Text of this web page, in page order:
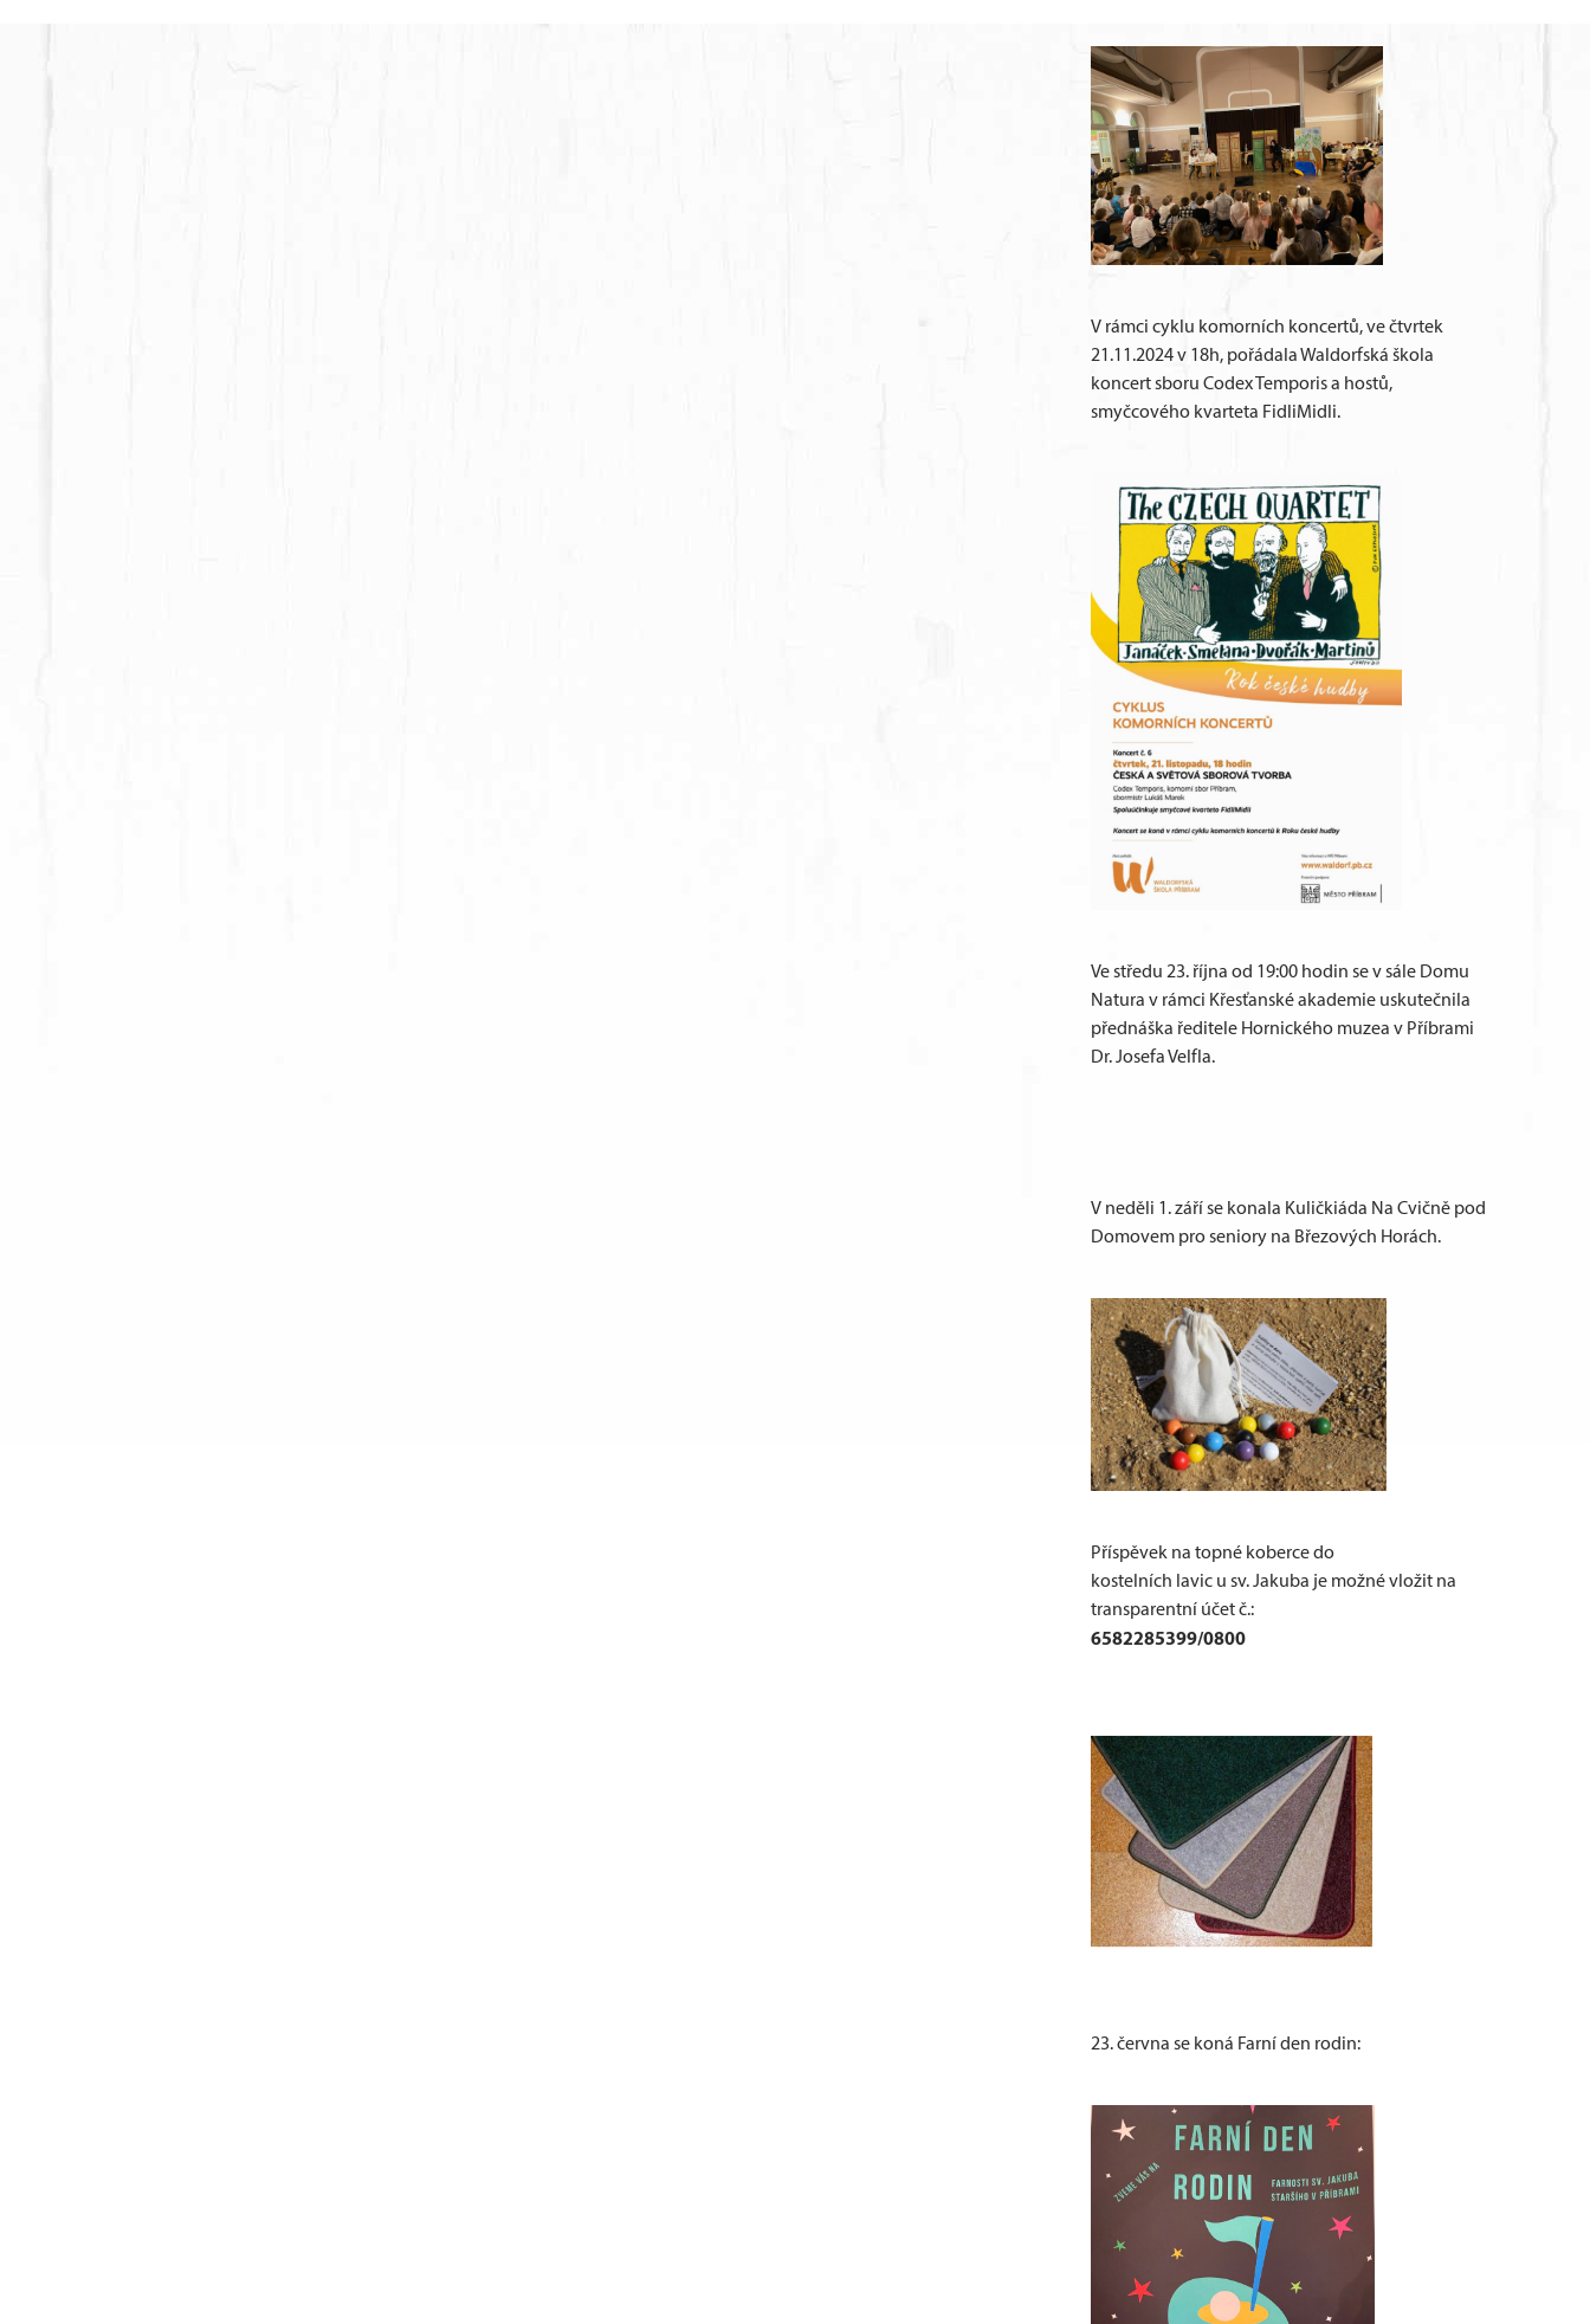
V rámci cyklu komorních koncertů, ve čtvrtek
21.11.2024 v 18h, pořádala Waldorfská škola
koncert sboru Codex Temporis a hostů,
smyčcového kvarteta FidliMidli.
Ve středu 23. října od 19:00 hodin se v sále Domu
Natura v rámci Křesťanské akademie uskutečnila
přednáška ředitele Hornického muzea v Příbrami
Dr. Josefa Velfla.
V neděli 1. září se konala Kuličkiáda Na Cvičně pod
Domovem pro seniory na Březových Horách.
Příspěvek na topné koberce do
kostelních lavic u sv. Jakuba je možné vložit na
transparentní účet č.:
6582285399/0800
23. června se koná Farní den rodin: